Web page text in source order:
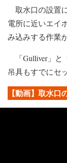
取水口の設置
電所に近いエイ
み込みする作業
「Gulliver」と
吊具もすでにセ
【動画】取水口